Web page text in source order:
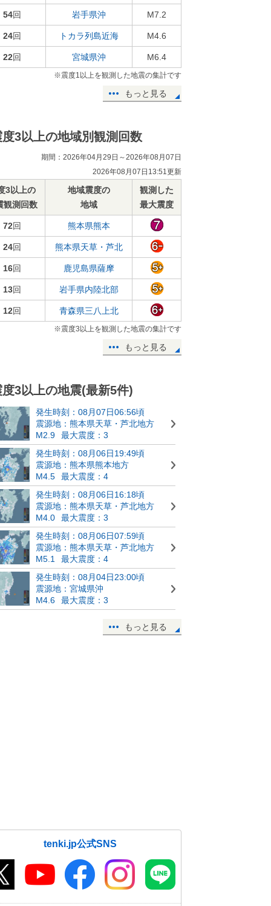
54回 岩手県沖 M7.2
24回 トカラ列島近海 M4.6
22回 宮城県沖 M6.4
※震度1以上を観測した地震の集計です
もっと見る
度3以上の地域別観測回数
期間：2026年04月29日～2026年08月07日
2026年08月07日13:51更新
3以上の
観測回数
地域震度の
地域
観測した
最大震度
72回 熊本県熊本
24回 熊本県天草・芦北
16回 鹿児島県薩摩
13回 岩手県内陸北部
12回 青森県三八上北
※震度3以上を観測した地震の集計です
もっと見る
度3以上の地震(最新5件)
発生時刻：08月07日06:56頃
震源地：熊本県天草・芦北地方
M2.9
最大震度：3
発生時刻：08月06日19:49頃
震源地：熊本県熊本地方
M4.5
最大震度：4
発生時刻：08月06日16:18頃
震源地：熊本県天草・芦北地方
M4.0
最大震度：3
発生時刻：08月06日07:59頃
震源地：熊本県天草・芦北地方
M5.1
最大震度：4
発生時刻：08月04日23:00頃
震源地：宮城県沖
M4.6
最大震度：3
もっと見る
tenki.jp公式SNS